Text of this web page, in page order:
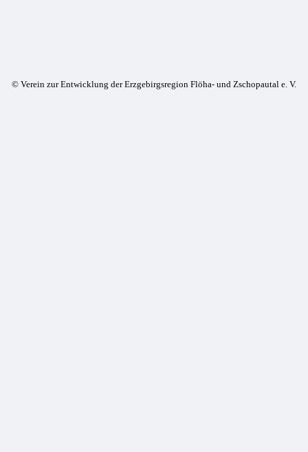
© Verein zur Entwicklung der Erzgebirgsregion Flöha- und Zschopautal e. V.